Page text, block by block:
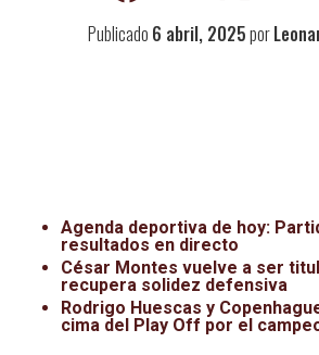
Publicado 6 abril, 2025por
Agenda deportiva de hoy:
resultados en directo
César Montes vuelve a ser
recupera solidez defensiva
Rodrigo Huescas y
cima del Play Off por el